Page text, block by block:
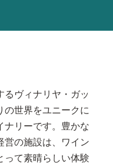
ヴィナリヤ・ガッ
の世界をユニークに
ナリーです。豊かな
営の施設は、ワイン
って素晴らしい体験